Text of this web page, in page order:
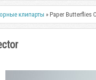
клипарты » Paper Butterflies